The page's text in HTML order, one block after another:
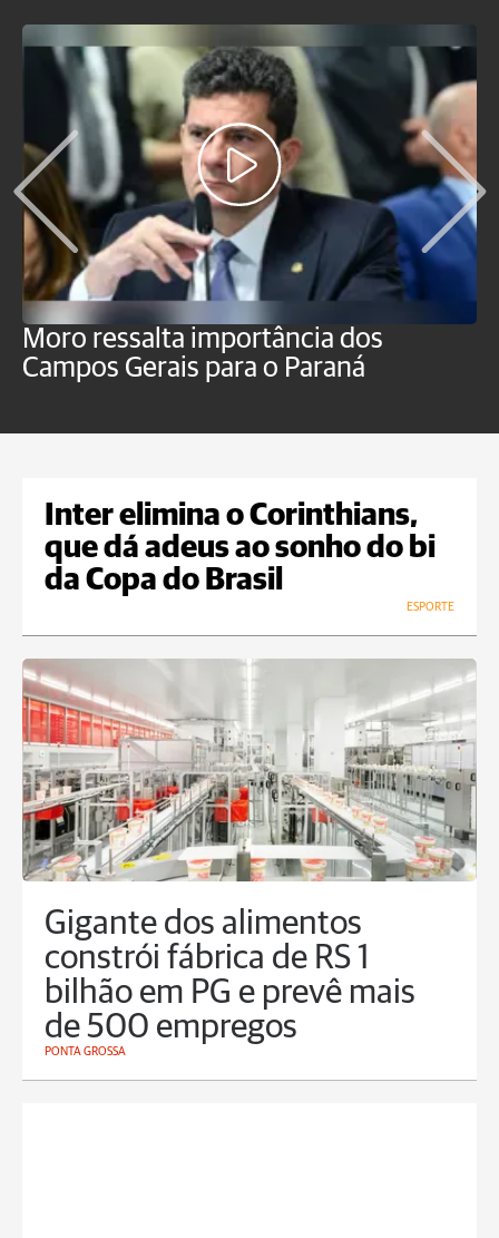
Moro ressalta importância dos
Campos Gerais para o Paraná
Inter elimina o Corinthians,
que dá adeus ao sonho do bi
da Copa do Brasil
ESPORTE
Gigante dos alimentos
constrói fábrica de RS 1
bilhão em PG e prevê mais
de 500 empregos
PONTA GROSSA